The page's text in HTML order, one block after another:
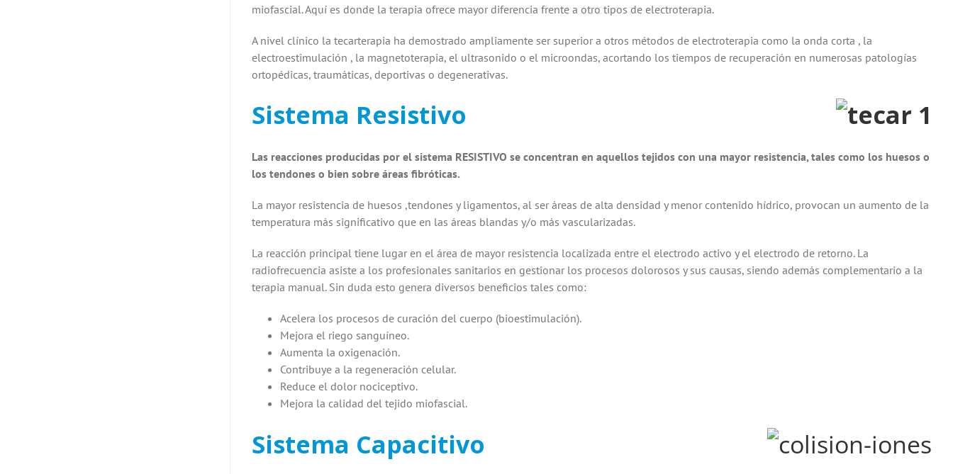
miofascial. Aquí es donde la terapia ofrece mayor diferencia frente a otro tipos de electroterapia.
A nivel clínico la tecarterapia ha demostrado ampliamente ser superior a otros métodos de electroterapia como la onda corta , la
electroestimulación , la magnetoterapia, el ultrasonido o el microondas, acortando los tiempos de recuperación en numerosas patologías
ortopédicas, traumáticas, deportivas o degenerativas.
Sistema Resistivo
Las reacciones producidas por el sistema RESISTIVO se concentran en aquellos tejidos con una mayor resistencia, tales como los huesos o
los tendones o bien sobre áreas fibróticas.
La mayor resistencia de huesos ,tendones y ligamentos, al ser áreas de alta densidad y menor contenido hídrico, provocan un aumento de la
temperatura más significativo que en las áreas blandas y/o más vascularizadas.
La reacción principal tiene lugar en el área de mayor resistencia localizada entre el electrodo activo y el electrodo de retorno. La
radiofrecuencia asiste a los profesionales sanitarios en gestionar los procesos dolorosos y sus causas, siendo además complementario a la
terapia manual. Sin duda esto genera diversos beneficios tales como:
Acelera los procesos de curación del cuerpo (bioestimulación).
Mejora el riego sanguíneo.
Aumenta la oxigenación.
Contribuye a la regeneración celular.
Reduce el dolor nociceptivo.
Mejora la calidad del tejido miofascial.
Sistema Capacitivo